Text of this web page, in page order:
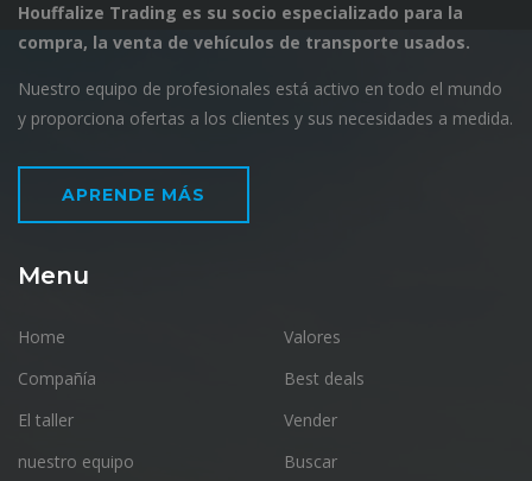
Houffalize Trading es su socio especializado para la
compra, la venta de vehículos de transporte usados.
Nuestro equipo de profesionales está activo en todo el mundo
y proporciona ofertas a los clientes y sus necesidades a medida.
APRENDE MÁS
Menu
Home
Compañía
El taller
nuestro equipo
Valores
Best deals
Vender
Buscar